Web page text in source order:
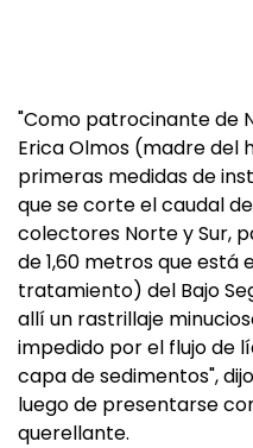
"Como patrocinante de
Erica Olmos (madre del
primeras medidas de
que se corte el caudal
colectores Norte y Sur,
de 1,60 metros que
tratamiento) del Bajo
allí un rastrillaje
impedido por el flujo de
capa de sedimentos",
luego de presentarse
querellante.